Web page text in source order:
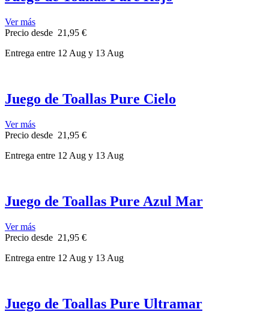
Ver más
Precio desde 21,95 €
Entrega entre 12 Aug y 13 Aug
Juego de Toallas Pure Cielo
Ver más
Precio desde 21,95 €
Entrega entre 12 Aug y 13 Aug
Juego de Toallas Pure Azul Mar
Ver más
Precio desde 21,95 €
Entrega entre 12 Aug y 13 Aug
Juego de Toallas Pure Ultramar